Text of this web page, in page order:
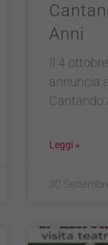
Anni
Il 4
annuncia
Cantando
Leggi »
30